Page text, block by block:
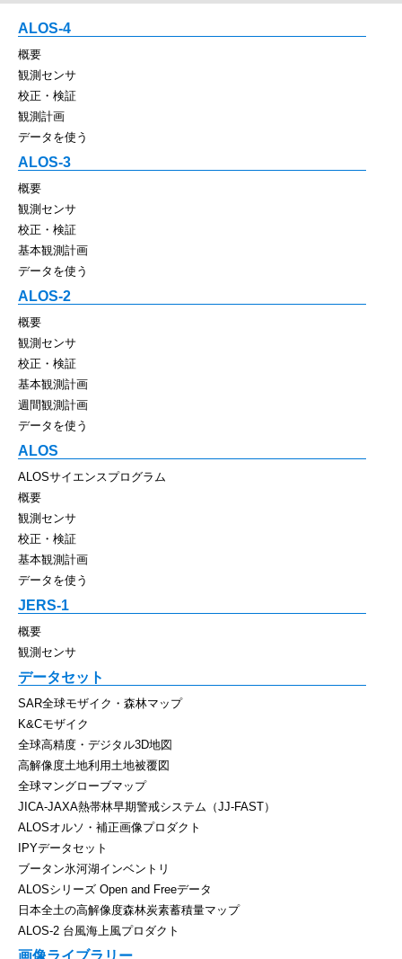
ALOS-4
概要
観測センサ
校正・検証
観測計画
データを使う
ALOS-3
概要
観測センサ
校正・検証
基本観測計画
データを使う
ALOS-2
概要
観測センサ
校正・検証
基本観測計画
週間観測計画
データを使う
ALOS
ALOSサイエンスプログラム
概要
観測センサ
校正・検証
基本観測計画
データを使う
JERS-1
概要
観測センサ
データセット
SAR全球モザイク・森林マップ
K&Cモザイク
全球高精度・デジタル3D地図
高解像度土地利用土地被覆図
全球マングローブマップ
JICA-JAXA熱帯林早期警戒システム（JJ-FAST）
ALOSオルソ・補正画像プロダクト
IPYデータセット
ブータン氷河湖インベントリ
ALOSシリーズ Open and Freeデータ
日本全土の高解像度森林炭素蓄積量マップ
ALOS-2 台風海上風プロダクト
画像ライブラリー